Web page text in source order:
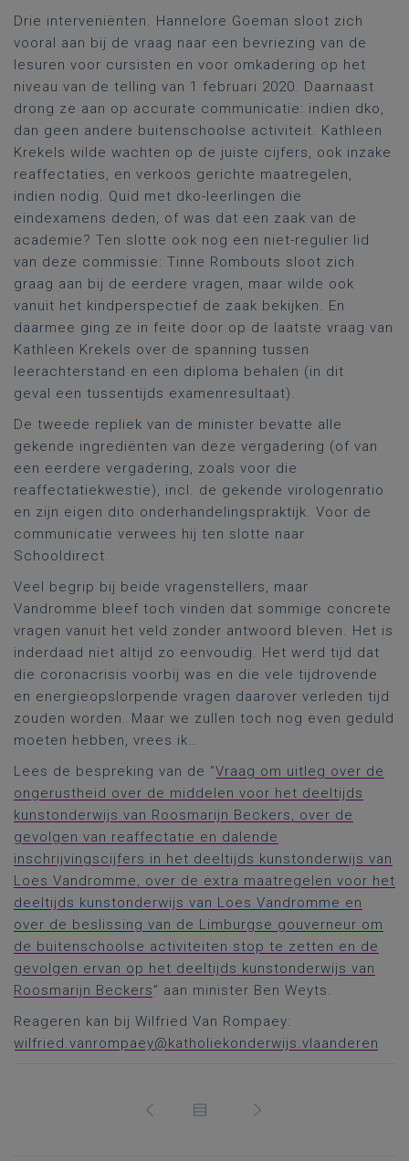
Drie interveniënten. Hannelore Goeman sloot zich
vooral aan bij de vraag naar een bevriezing van de
lesuren voor cursisten en voor omkadering op het
niveau van de telling van 1 februari 2020. Daarnaast
drong ze aan op accurate communicatie: indien dko,
dan geen andere buitenschoolse activiteit. Kathleen
Krekels wilde wachten op de juiste cijfers, ook inzake
reaffectaties, en verkoos gerichte maatregelen,
indien nodig. Quid met dko-leerlingen die
eindexamens deden, of was dat een zaak van de
academie? Ten slotte ook nog een niet-regulier lid
van deze commissie: Tinne Rombouts sloot zich
graag aan bij de eerdere vragen, maar wilde ook
vanuit het kindperspectief de zaak bekijken. En
daarmee ging ze in feite door op de laatste vraag van
Kathleen Krekels over de spanning tussen
leerachterstand en een diploma behalen (in dit
geval een tussentijds examenresultaat).
De tweede repliek van de minister bevatte alle
gekende ingrediënten van deze vergadering (of van
een eerdere vergadering, zoals voor die
reaffectatiekwestie), incl. de gekende virologenratio
en zijn eigen dito onderhandelingspraktijk. Voor de
communicatie verwees hij ten slotte naar
Schooldirect.
Veel begrip bij beide vragenstellers, maar
Vandromme bleef toch vinden dat sommige concrete
vragen vanuit het veld zonder antwoord bleven. Het is
inderdaad niet altijd zo eenvoudig. Het werd tijd dat
die coronacrisis voorbij was en die vele tijdrovende
en energieopslorpende vragen daarover verleden tijd
zouden worden. Maar we zullen toch nog even geduld
moeten hebben, vrees ik…
Lees de bespreking van de “Vraag om uitleg over de
ongerustheid over de middelen voor het deeltijds
kunstonderwijs van Roosmarijn Beckers, over de
gevolgen van reaffectatie en dalende
inschrijvingscijfers in het deeltijds kunstonderwijs van
Loes Vandromme, over de extra maatregelen voor het
deeltijds kunstonderwijs van Loes Vandromme en
over de beslissing van de Limburgse gouverneur om
de buitenschoolse activiteiten stop te zetten en de
gevolgen ervan op het deeltijds kunstonderwijs van
Roosmarijn Beckers” aan minister Ben Weyts.
Reageren kan bij Wilfried Van Rompaey:
wilfried.vanrompaey@katholiekonderwijs.vlaanderen